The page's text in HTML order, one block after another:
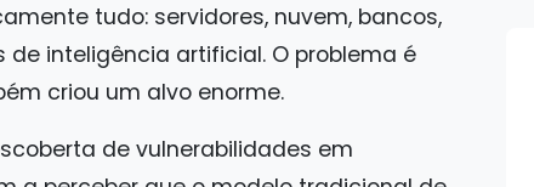
tudo: servidores, nuvem, bancos,
inteligência artificial. O problema é
criou um alvo enorme.
de vulnerabilidades em